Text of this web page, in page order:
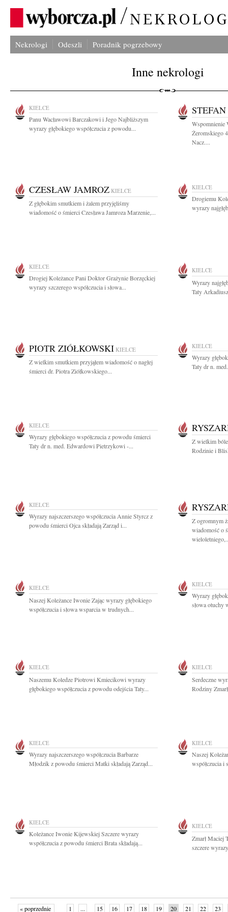
Nekrologi Odeszli Poradnik pogrzebowy
Inne nekrologi
KIELCE
Panu Wacławowi Barczakowi i Jego Najbliższym
wyrazy głębokiego współczucia z powodu...
Wspomnienie
Żeromskiego
Nacz....
CZESŁAW JAMROZ KIELCE
Z głębokim smutkiem i żalem przyjęliśmy
wiadomość o śmierci Czesława Jamroza Marzenie,...
KIELCE
Drogiemu
wyrazy
KIELCE
Drogiej Koleżance Pani Doktor Grażynie Borzęckiej
wyrazy szczerego współczucia i słowa...
KIELCE
Wyrazy
Taty
PIOTR ZIÓŁKOWSKI KIELCE
Z wielkim smutkiem przyjąłem wiadomość o nagłej
śmierci dr. Piotra Ziółkowskiego...
KIELCE
Wyrazy
Taty dr n.
KIELCE
Wyrazy głębokiego współczucia z powodu śmierci
Taty dr n. med. Edwardowi Pietrzykowi -...
Z wielkim
Rodzinie i
KIELCE
Wyrazy najszczerszego współczucia Annie Styrcz z
powodu śmierci Ojca składają Zarząd i...
Z ogromnym
wiadomość o
KIELCE
Naszej Koleżance Iwonie Zając wyrazy głębokiego
współczucia i słowa wsparcia w trudnych...
KIELCE
Wyrazy
słowa otuchy
KIELCE
Naszemu Koledze Piotrowi Kmiecikowi wyrazy
głębokiego współczucia z powodu odejścia Taty...
KIELCE
Serdeczne
Rodziny
KIELCE
Wyrazy najszczerszego współczucia Barbarze
Młodzik z powodu śmierci Matki składają Zarząd...
KIELCE
Naszej
współczucia i
KIELCE
Koleżance Iwonie Kijewskiej Szczere wyrazy
współczucia z powodu śmierci Brata składają...
KIELCE
Zmarł Maciej
szczere
« poprzednie 1 ... 15 16 17 18 19 20 21 22 23